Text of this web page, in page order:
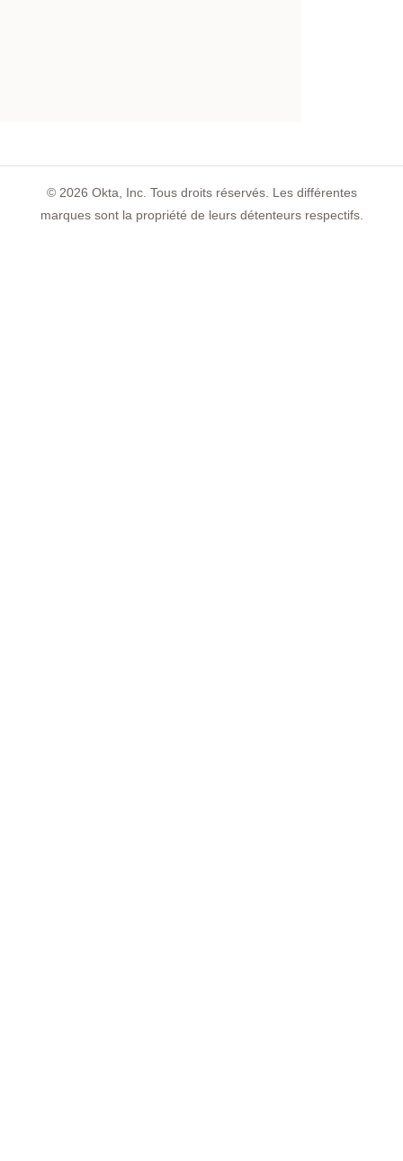
© 2026 Okta, Inc. Tous droits réservés. Les différentes
marques sont la propriété de leurs détenteurs respectifs.